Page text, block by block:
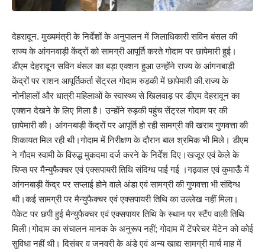
देहरादून. मुख्यमंत्री के निर्देशों के अनुपालन में जिलाधिकारी सविन बंसल की
राज्य के आंगनवाड़ी केंद्रों को सामग्री आपूर्ति करते गोदाम पर छापेमारी हुई।
डीएम देहरादून सविन बंसल का बड़ा एक्शन हुआ उन्होंने राज्य के आंगनबाड़ी
केंद्रों पर राशन आपूर्तिकर्ता सेंट्रल गोदाम रुड़की में छापेमारी की.राज्य के
नोनीहालों और धात्री महिलाओं के स्वास्थ्य से खिलवाड़ पर डीएम देहरादून का
एक्शन देखने के लिए मिला है। उन्होंने रुड़की पहुंच सेंट्रल गोदाम पर की
छापेमारी की। आंगनबाड़ी केंद्रों पर आपूर्ति हो रही सामग्री की खराब गुणवत्ता की
शिकायत मिल रही थी।गोदाम में निरीक्षण के दौरान बाल श्रमिक भी मिले। डीएम
ने गौदम स्वामी के विरुद्ध मुकदमा दर्ज करने के निर्देश दिए।खजूर एवं केले के
चिप्स पर मैन्युफैक्चर एवं एक्सपायरी तिथि संदिग्ध पाई गई ।गढ़वाल एवं कुमाऊँ में
आंगनबाड़ी केंद्र पर सप्लाई होने वाले अंडा एवं सामग्री की गुणवत्ता भी संदिग्ध
थी।कई सामग्री पर मैन्युफैक्चर एवं एक्सपायरी तिथि का उल्लेख नहीं मिला।
पैकेट पर छपी हुई मैन्युफैक्चर एवं एक्सपायर तिथि के स्थान पर स्टैंप वाली तिथि
मिली।गोदाम का संचालन मानक के अनुरूप नहीं; गोदाम में टेंपरेचर मेंटेन को कोई
सुविधा नहीं थी। दिसंबर व जनवरी के अंडे एवं अन्य खाद्य सामग्री मार्च माह में